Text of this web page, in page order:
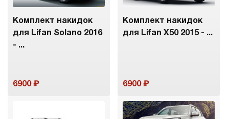
Комплект накидок
для Lifan Solano 2016
- ...
6900
Комплект накидок
для Lifan X50 2015 - ...
6900